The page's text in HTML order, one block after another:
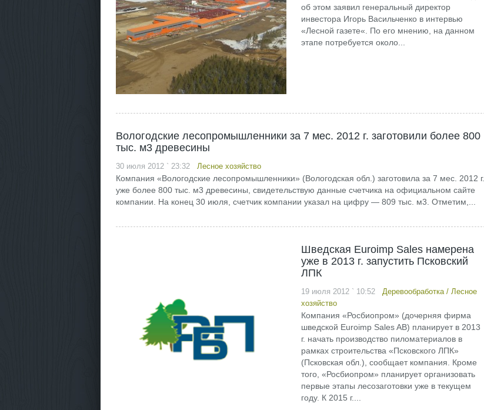
об этом заявил генеральный директор
инвестора Игорь Васильченко в интервью
«Лесной газете«. По его мнению, на данном
этапе потребуется около...
Вологодские лесопромышленники за 7 мес. 2012 г. заготовили более 800
тыс. м3 древесины
30 июля 2012 ` 23:32 Лесное хозяйство
Компания «Вологодские лесопромышленники» (Вологодская обл.) заготовила за 7 мес. 2012 г.
уже более 800 тыс. м3 древесины, свидетельствую данные счетчика на официальном сайте
компании. На конец 30 июля, счетчик компании указал на цифру — 809 тыс. м3. Отметим,...
Шведская Euroimp Sales намерена
уже в 2013 г. запустить Псковский
ЛПК
19 июля 2012 ` 10:52 Деревообработка/ Лесное
хозяйство
Компания «Росбиопром» (дочерняя фирма
шведской Euroimp Sales AB) планирует в 2013
г. начать производство пиломатериалов в
рамках строительства «Псковского ЛПК»
(Псковская обл.), сообщает компания. Кроме
того, «Росбиопром» планирует организовать
первые этапы лесозаготовки уже в текущем
году. К 2015 г....